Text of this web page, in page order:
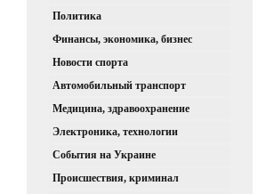
Политика
Финансы, экономика, бизнес
Новости спорта
Автомобильный транспорт
Медицина, здравоохранение
Электроника, технологии
События на Украине
Происшествия, криминал